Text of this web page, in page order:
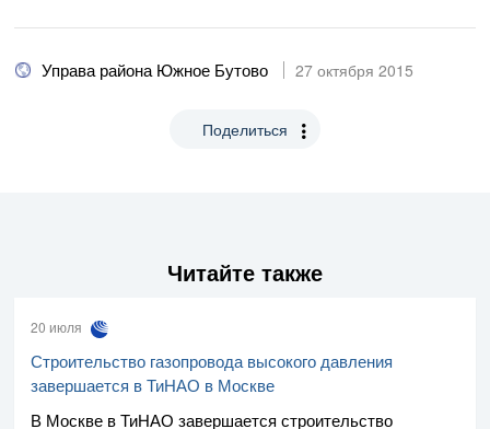
Управа района Южное Бутово 27 октября 2015
Поделиться
Читайте также
20 июля
Строительство газопровода высокого давления
завершается в ТиНАО в Москве
В Москве в ТиНАО завершается строительство